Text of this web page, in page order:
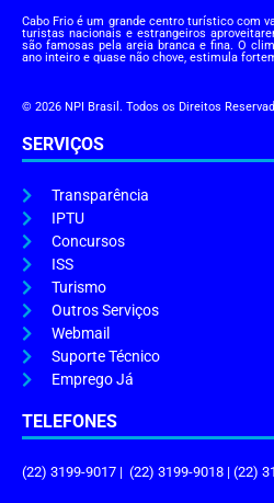
Cabo Frio é um grande centro turístico com
turistas nacionais e estrangeiros
são famosas pela areia branca e fina. O
ano inteiro e quase não chove, estimula
© 2026 NPI Brasil. Todos os Direitos
SERVIÇOS
Transparência
IPTU
Concursos
ISS
Turismo
Outros Serviços
Webmail
Suporte Técnico
Emprego Já
TELEFONES
(22) 3199-9017 | (22) 3199-9018 | (22)